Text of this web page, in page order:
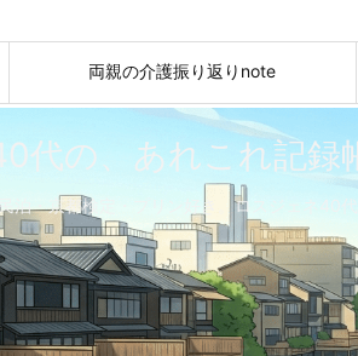
両親の介護振り返りnote
代の、あれこれ記録
泊・京都検定・プリン好き。ロスジェネ40